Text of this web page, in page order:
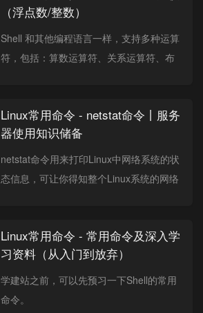
（浮点数/整数）
Shell 和其他编程语言一样，支持多种运算
符，包括：算数运算符、关系运算符、布
Linux常用命令 - netstat命令丨服务
器使用知识储备
netstat命令用来打印Linux中网络系统的状
态信息，可让你得知整个Linux系统的网络
Linux常用命令 - 常用命令及深入学
习资料（从入门到放弃）
学建站之前，可以先预习一下Shell的常用
命令。